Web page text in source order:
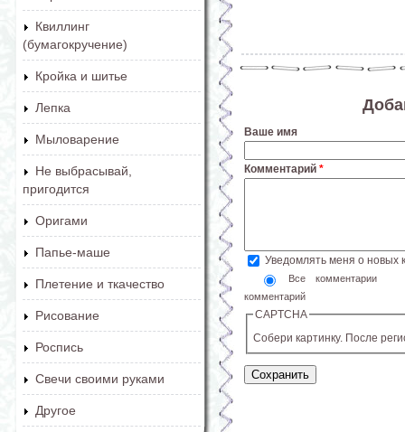
Квиллинг
(бумагокручение)
Кройка и шитье
Лепка
Мыловарение
Не выбрасывай,
пригодится
Оригами
Папье-маше
Плетение и ткачество
Рисование
Роспись
Свечи своими руками
Другое
Ваше имя
Комментарий *
Уведомлять меня о новых
Все комментарии
комментарий
CAPTCHA
Собери картинку. После